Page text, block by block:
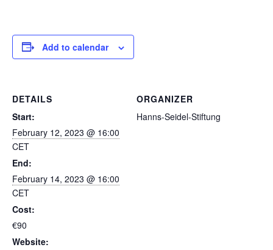
Add to calendar
DETAILS
Start:
February 12, 2023 @ 16:00
CET
End:
February 14, 2023 @ 16:00
CET
Cost:
€90
Website:
ORGANIZER
Hanns-Seidel-Stiftung